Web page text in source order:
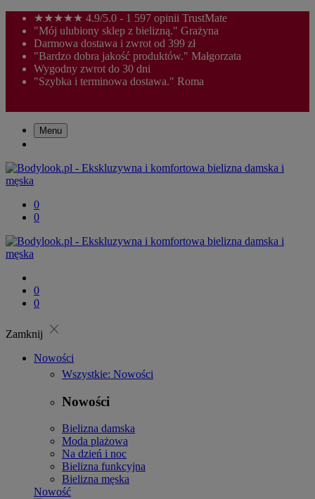
★★★★★ 4.9/5.0 - 1 597 opinii TrustMate
"Mój ulubiony sklep z bielizną." Grażyna
Darmowa dostawa i zwrot od 399 zł
"Bardzo dobra jakość produktów." Małgorzata
Wygodny zwrot do 30 dni
"Szybka i terminowa dostawa." Roma
Menu
0
0
0
0
Zamknij close
Nowości
Wszystkie: Nowości
Nowości
Bielizna damska
Moda plażowa
Na dzień i noc
Bielizna funkcyjna
Bielizna męska
Nowość